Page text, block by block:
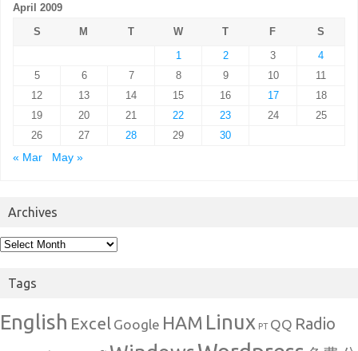
April 2009
S
M T W T F
S
1
2 3
4
5
6 7 8 9 10
11
12
13 14 15 16 17
18
19
20 21 22 23 24
25
26
27 28 29
30
« Mar
May »
Archives
Archives
Tags
English Excel Google HAM Linux PT QQ Radio